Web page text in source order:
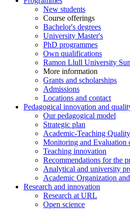
New students
Course offerings
Bachelor's degrees
University Master's
PhD programmes
Own qualifications
Ramon Llull University
More information
Grants and scholarships
Admissions
Locations and contact
Pedagogical innovation and
Our pedagogical model
Strategic plan
Academic-Teaching
Monitoring and Evaluation
Teaching innovation
Recommendations for the
Analytical and university
Academic Organization
Research and innovation
Research at URL
Open science